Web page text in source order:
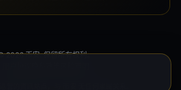
2026 币安. 保留所有权利。